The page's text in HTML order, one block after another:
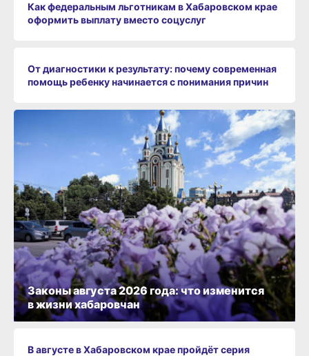
Как федеральным льготникам в Хабаровском крае
оформить выплату вместо соцуслуг
От диагностики к результату: почему современная
помощь ребенку начинается с понимания причин
В августе в Хабаровском крае пройдёт серия
Законы августа 2026 года: что изменится
в жизни хабаровчан